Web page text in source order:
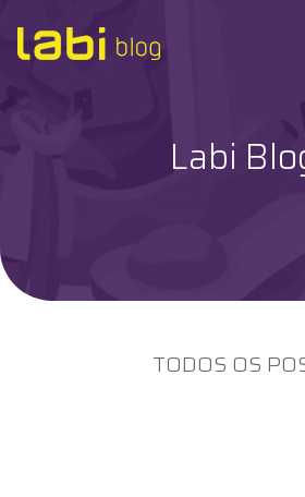
Dicas de Saúde
Labi
TODOS OS